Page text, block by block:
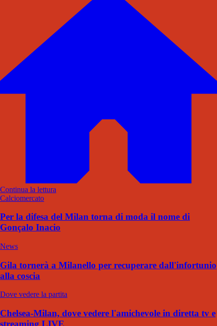
Continua la lettura
Calciomercato
Per la difesa del Milan torna di moda il nome di
Gonçalo Inacio
News
Gila tornerà a Milanello per recuperare dall'infortunio
alla coscia
Dove vedere la partita
Chelsea-Milan, dove vedere l'amichevole in diretta tv e
streaming LIVE